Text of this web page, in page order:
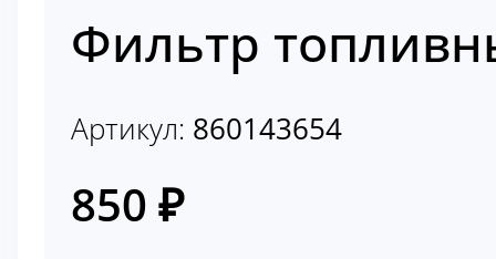
Фильтр
Артикул: 860143654
850 ₽